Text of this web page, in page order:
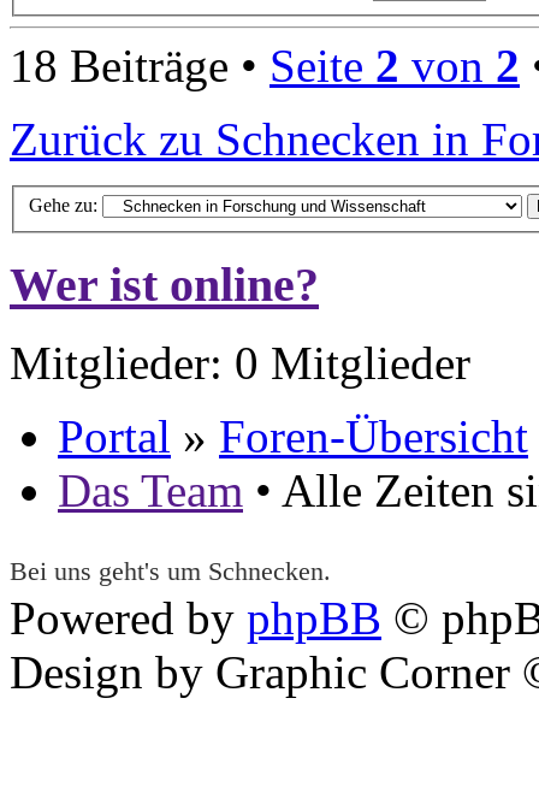
18 Beiträge • Seite 2 von 2
Zurück zu Schnecken in
Gehe zu:
Wer ist online?
Mitglieder: 0 Mitglieder
Portal » Foren-Übersicht
Das Team • Alle Zeiten
Bei uns geht's um Schnecken.
Powered by phpBB ©
Design by Graphic Corner